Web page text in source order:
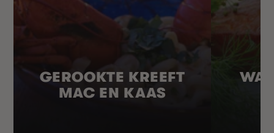
GEROOKTE KREEFT
MAC EN KAAS